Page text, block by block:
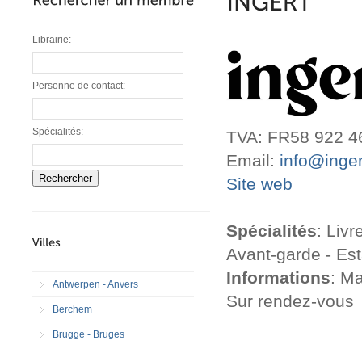
Librairie:
Personne de contact:
Spécialités:
Rechercher
Antwerpen - Anvers
Berchem
Brugge - Bruges
TVA: FR58 922
Email:
Site web
Spécialités:
Avant-garde -
Informations:
Sur rendez-vous